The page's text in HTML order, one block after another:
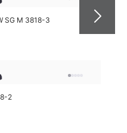
SG M 3818-3
2